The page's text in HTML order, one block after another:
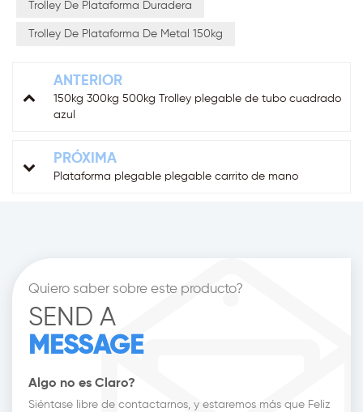
Trolley De Plataforma Duradera
Trolley De Plataforma De Metal 150kg
ANTERIOR
150kg 300kg 500kg Trolley plegable de tubo cuadrado
azul
PRÓXIMA
Plataforma plegable plegable carrito de mano
Quiero saber sobre este producto?
SEND A
MESSAGE
Algo no es Claro?
Siéntase libre de contactarnos, y estaremos más que Feliz